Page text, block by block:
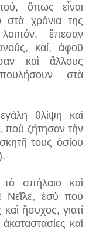
ὅπως εἶναι
στὰ χρόνια της
ἔπεσαν
καί, ἀφοῦ
καὶ ἄλλους
στὰ
θλίψη καὶ
ποὺ ζήτησαν τὴν
τους ὁσίου
σπήλαιο καὶ
Νεῖλε, ἐσὺ ποὺ
ἥσυχος, γιατί
καὶ